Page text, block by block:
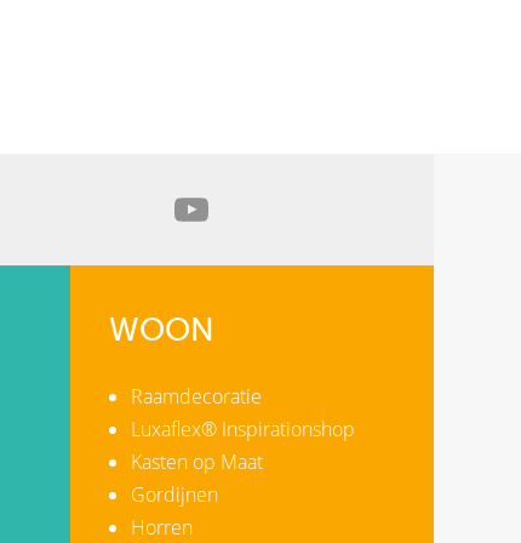
WOON
Raamdecoratie
Luxaflex® Inspirationshop
Kasten op Maat
Gordijnen
Horren